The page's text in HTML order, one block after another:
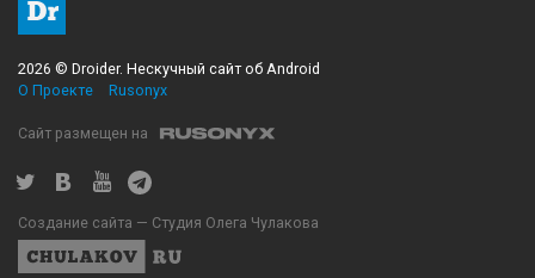
2026 © Droider. Нескучный сайт об Android
О Проекте
Rusonyx
Сайт размещен на
Создание сайта — Студия Олега Чулакова